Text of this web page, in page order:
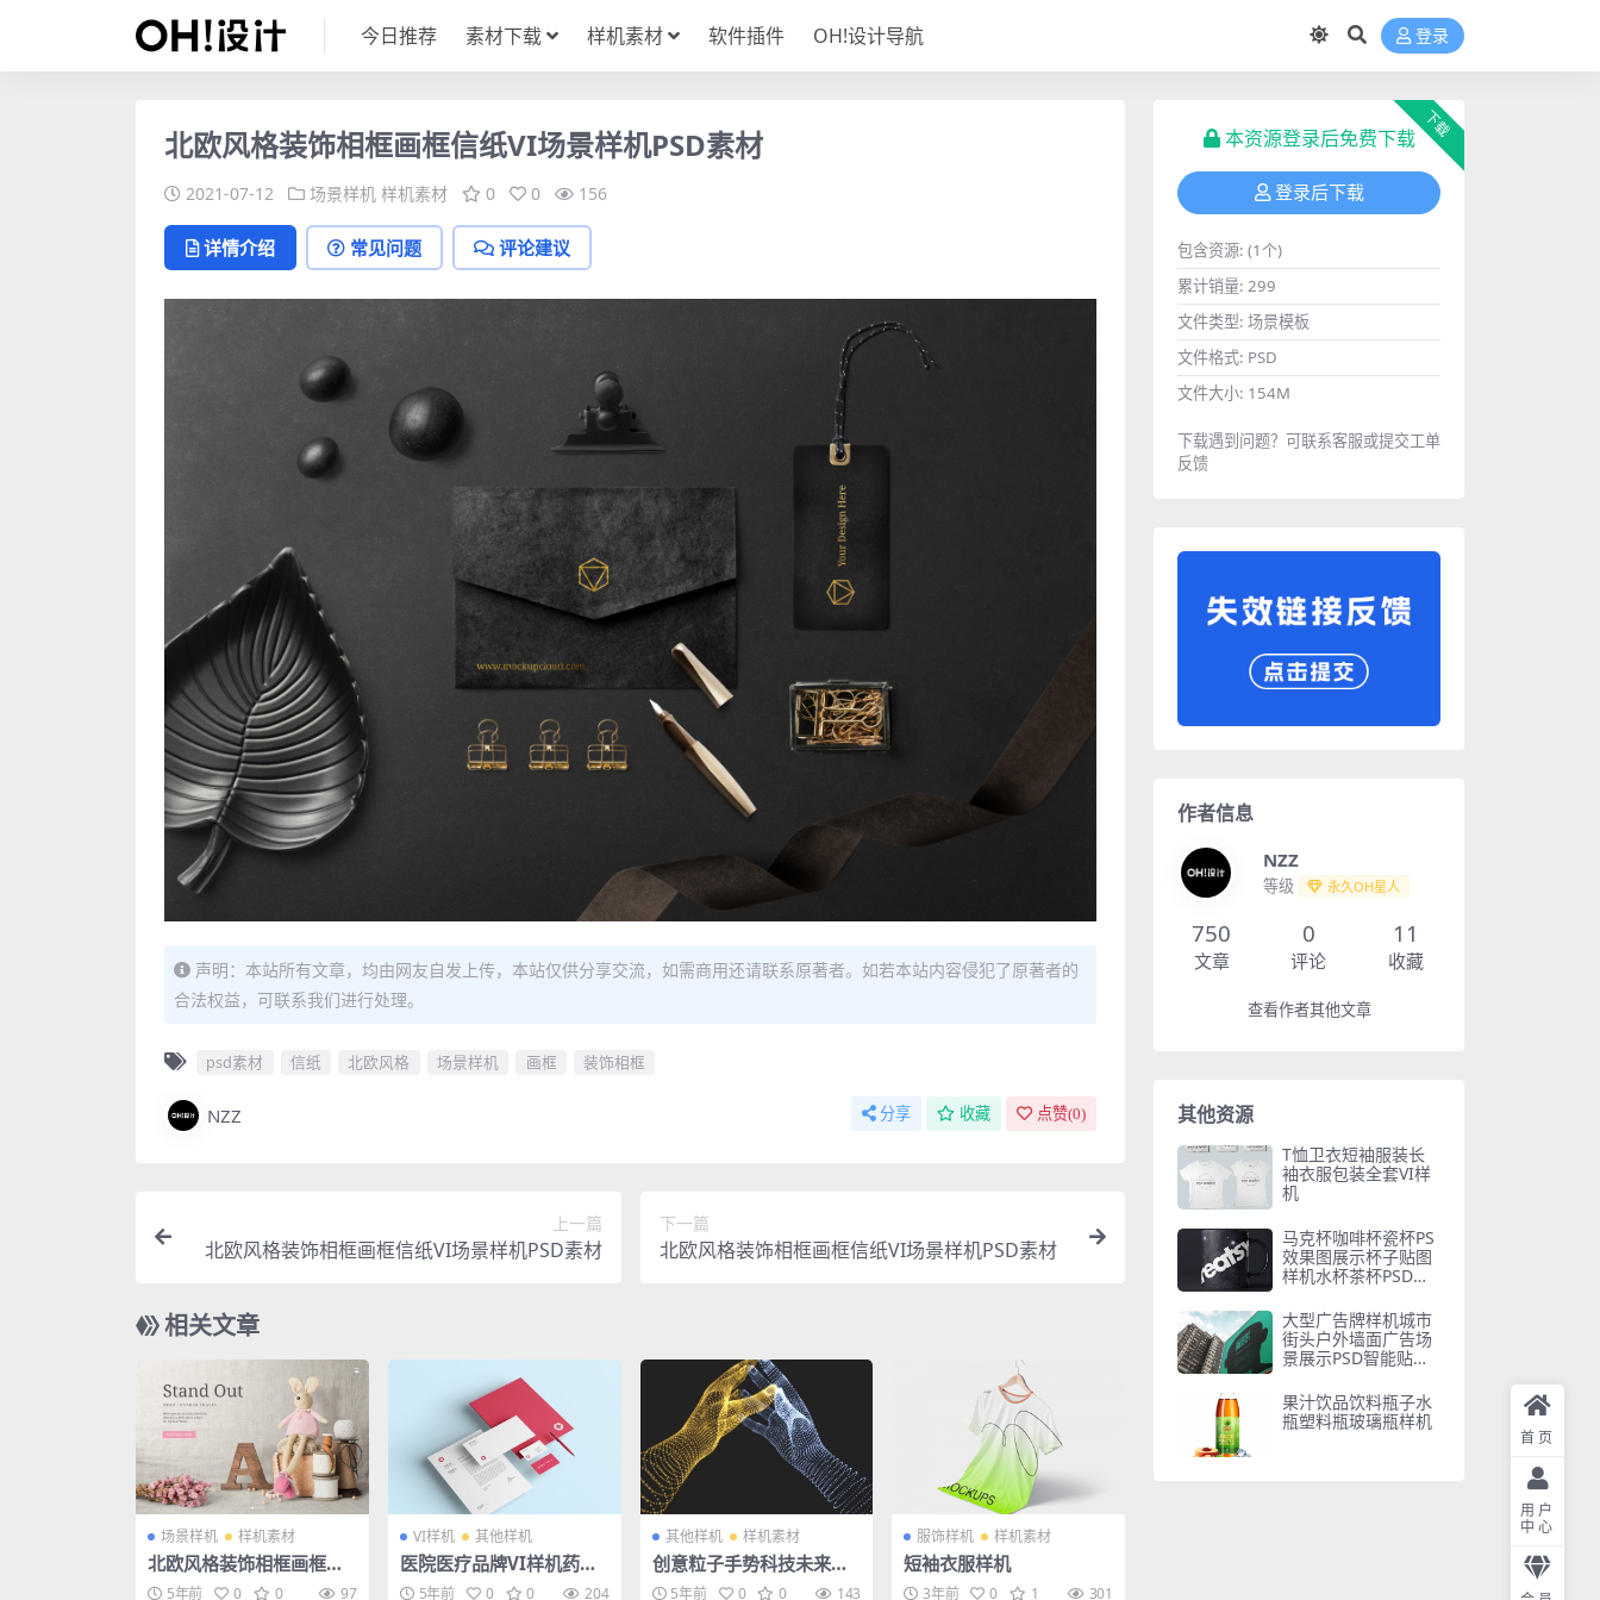
今日推荐 素材下载 样机素材 软件插件 OH!设计导航 登录
北欧风格装饰相框画框信纸VI场景样机PSD素材
2021-07-12 场景样机 样机素材 0 0 156
详情介绍 常见问题 评论建议
声明：本站所有文章，均由网友自发上传，本站仅供分享交流，如需商用还请联系原著者。如若本站内容侵犯了原著者的
合法权益，可联系我们进行处理。
psd素材 信纸 北欧风格 场景样机 画框 装饰相框
NZZ 分享 收藏 点赞(0)
上一篇
北欧风格装饰相框画框信纸VI场景样机PSD素材
下一篇
北欧风格装饰相框画框信纸VI场景样机PSD素材
相关文章
场景样机 样机素材
北欧风格装饰相框画框信
纸VI场景样机PSD素材
5年前 0 0 97
VI样机 其他样机
医院医疗品牌VI样机药瓶
药盒胶囊胸针指示牌PSD
5年前 0 0 204
其他样机 样机素材
创意粒子手势科技未来人
工智能手模型矢量EPS模
5年前 0 0 143
服饰样机 样机素材
短袖衣服样机
3年前 0 1 301
下载
本资源登录后免费下载
登录后下载
包含资源: (1个)
累计销量: 299
文件类型: 场景模板
文件格式: PSD
文件大小: 154M
下载遇到问题？可联系客服或提交工单
反馈
作者信息
NZZ
等级 永久OH星人
750
文章
0
评论
11
收藏
查看作者其他文章
其他资源
T恤卫衣短袖服装长
袖衣服包装全套VI样
机
马克杯咖啡杯瓷杯PS
效果图展示杯子贴图
样机水杯茶杯PSD模
大型广告牌样机城市
街头户外墙面广告场
景展示PSD智能贴图
果汁饮品饮料瓶子水
瓶塑料瓶玻璃瓶样机
首页
用户
中心